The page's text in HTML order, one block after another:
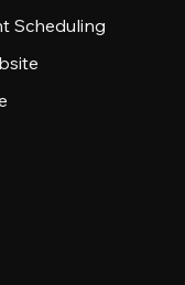
Scheduling